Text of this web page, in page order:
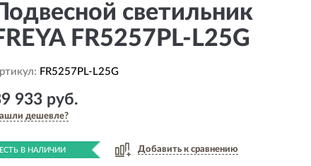
светильник
FR5257PL-L25G
FR5257PL-L25G
933 руб.
дешевле?
ЕСТЬ В НАЛИЧИИ Добавить к сравнению